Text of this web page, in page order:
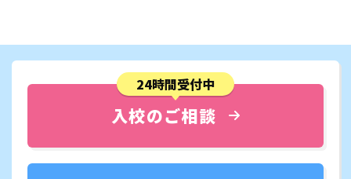
24時間受付中
入校のご相談